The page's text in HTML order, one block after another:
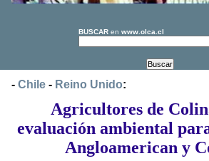
BUSCAR en www.olca.cl
- Chile - Reino Unido:
Agricultores de
evaluación ambiental
Angloamerican y